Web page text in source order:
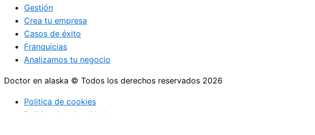
Gestión
Crea tu empresa
Casos de éxito
Franquicias
Analizamos tu negocio
Doctor en alaska © Todos los derechos reservados 2026
Politica de cookies
Politica de privacidad